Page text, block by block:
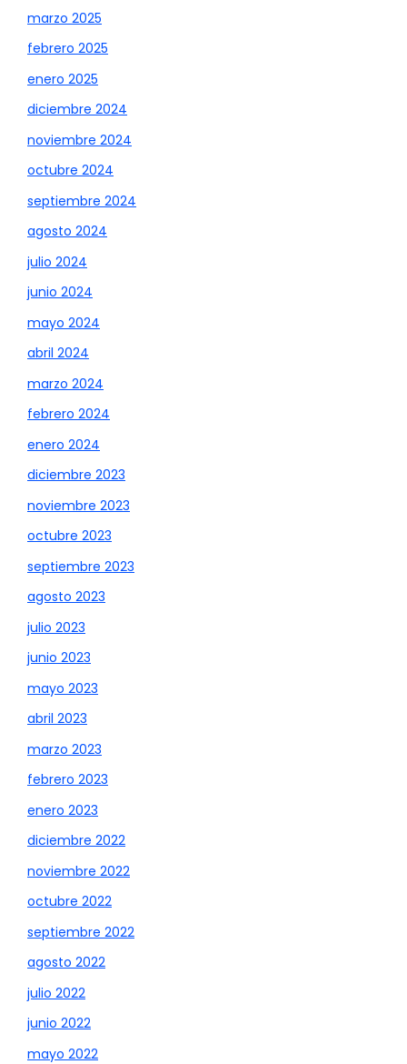
marzo 2025
febrero 2025
enero 2025
diciembre 2024
noviembre 2024
octubre 2024
septiembre 2024
agosto 2024
julio 2024
junio 2024
mayo 2024
abril 2024
marzo 2024
febrero 2024
enero 2024
diciembre 2023
noviembre 2023
octubre 2023
septiembre 2023
agosto 2023
julio 2023
junio 2023
mayo 2023
abril 2023
marzo 2023
febrero 2023
enero 2023
diciembre 2022
noviembre 2022
octubre 2022
septiembre 2022
agosto 2022
julio 2022
junio 2022
mayo 2022